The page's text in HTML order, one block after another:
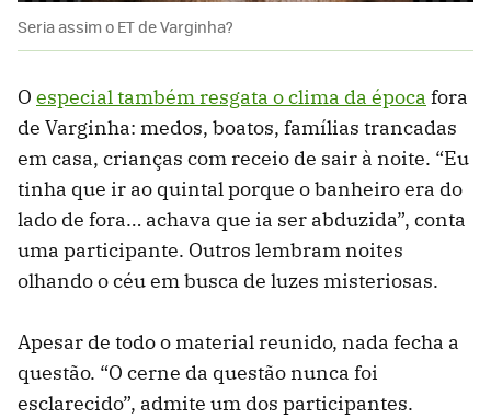
Seria assim o ET de Varginha?
O especial também resgata o clima da época fora
de Varginha: medos, boatos, famílias trancadas
em casa, crianças com receio de sair à noite. “Eu
tinha que ir ao quintal porque o banheiro era do
lado de fora… achava que ia ser abduzida”, conta
uma participante. Outros lembram noites
olhando o céu em busca de luzes misteriosas.
Apesar de todo o material reunido, nada fecha a
questão. “O cerne da questão nunca foi
esclarecido”, admite um dos participantes.